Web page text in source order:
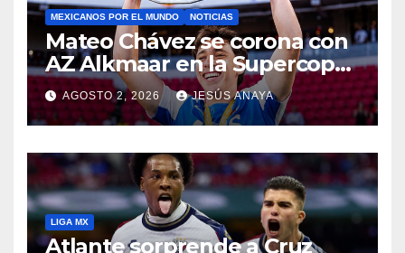
MEXICANOS POR EL MUNDO NOTICIAS
Mateo Chávez se corona con
AZ Alkmaar en la Supercopa
de Países Bajos
AGOSTO 2, 2026 JESÚS ANAYA
LIGA MX
Atlante sorprende a Cruz